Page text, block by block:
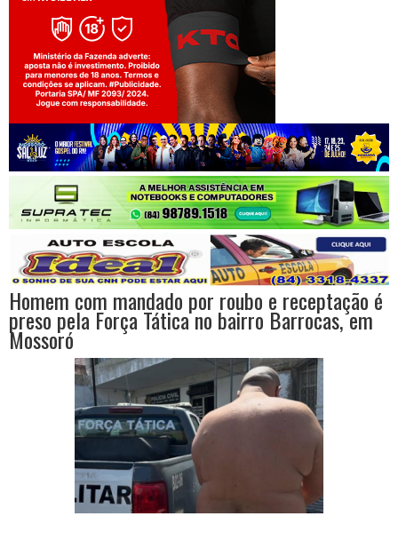
Jogue com responsabilidade. 18+
Homem com mandado por roubo e receptação é
preso pela Força Tática no bairro Barrocas, em
Mossoró